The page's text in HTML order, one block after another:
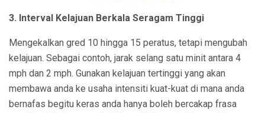
3. Interval Kelajuan Berkala Seragam Tinggi
Mengekalkan gred 10 hingga 15 peratus, tetapi mengubah
kelajuan. Sebagai contoh, jarak selang satu minit antara 4
mph dan 2 mph. Gunakan kelajuan tertinggi yang akan
membawa anda ke usaha intensiti kuat-kuat di mana anda
bernafas begitu keras anda hanya boleh bercakap frasa